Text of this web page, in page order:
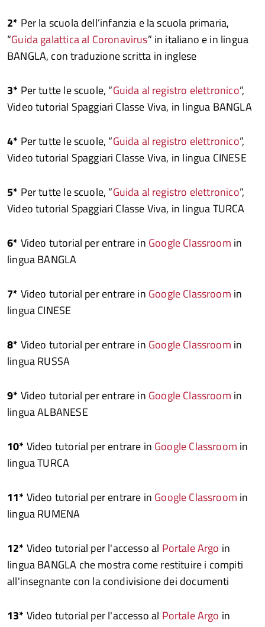
2* Per la scuola dell’infanzia e la scuola primaria,
“Guida galattica al Coronavirus” in italiano e in lingua
BANGLA, con traduzione scritta in inglese
3* Per tutte le scuole, “Guida al registro elettronico”,
Video tutorial Spaggiari Classe Viva, in lingua BANGLA
4* Per tutte le scuole, “Guida al registro elettronico”,
Video tutorial Spaggiari Classe Viva, in lingua CINESE
5* Per tutte le scuole, “Guida al registro elettronico”,
Video tutorial Spaggiari Classe Viva, in lingua TURCA
6* Video tutorial per entrare in Google Classroom in
lingua BANGLA
7* Video tutorial per entrare in Google Classroom in
lingua CINESE
8* Video tutorial per entrare in Google Classroom in
lingua RUSSA
9* Video tutorial per entrare in Google Classroom in
lingua ALBANESE
10* Video tutorial per entrare in Google Classroom in
lingua TURCA
11* Video tutorial per entrare in Google Classroom in
lingua RUMENA
12* Video tutorial per l'accesso al Portale Argo in
lingua BANGLA che mostra come restituire i compiti
all'insegnante con la condivisione dei documenti
13* Video tutorial per l'accesso al Portale Argo in